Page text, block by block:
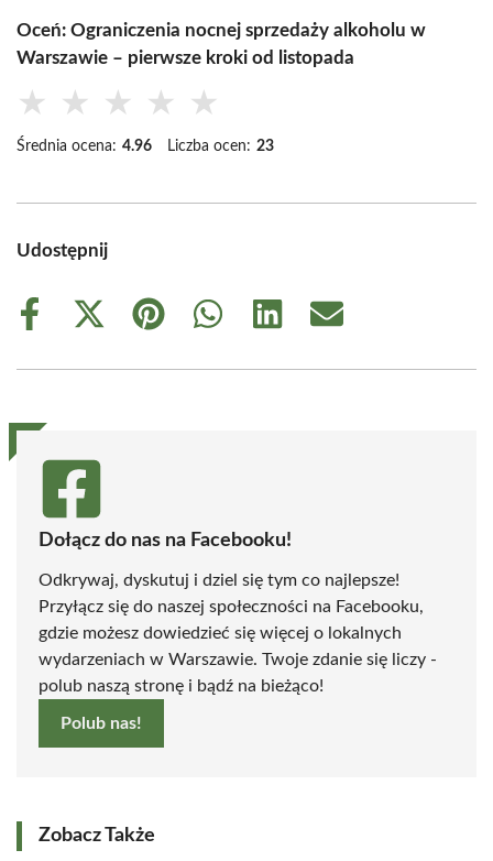
Oceń: Ograniczenia nocnej sprzedaży alkoholu w
Warszawie – pierwsze kroki od listopada
★ ★ ★ ★ ★
Średnia ocena: 4.96 Liczba ocen: 23
Udostępnij
Share
Share
(Twitter)
Share
Share
Share
Share
Dołącz do nas na Facebooku!
Odkrywaj, dyskutuj i dziel się tym co najlepsze!
Przyłącz się do naszej społeczności na Facebooku,
gdzie możesz dowiedzieć się więcej o lokalnych
wydarzeniach w Warszawie. Twoje zdanie się liczy -
polub naszą stronę i bądź na bieżąco!
Polub nas!
Zobacz Także